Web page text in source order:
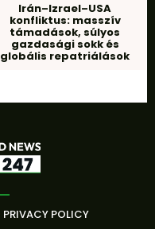
Irán–Izrael–USA
konfliktus: masszív
támadások, súlyos
gazdasági sokk és
globális repatriálások
PRIVACY POLICY